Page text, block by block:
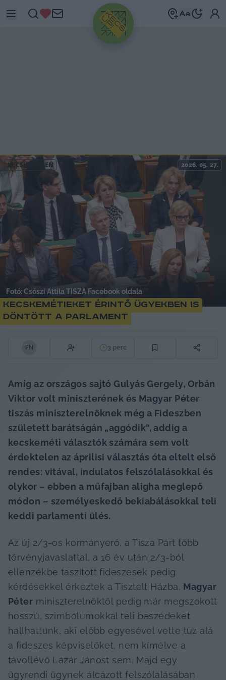
HIRDETÉS
KECSKEMÉTEN 2026. 05. 27.
Fotó: Csőszi Attila TISZA Facebook oldala
Kecskemétieket érintő ügyekben is
döntött a parlament
FN 3 perc
Amíg az országos sajtó Gulyás Gergely, Orbán
Viktor volt miniszterének és Magyar Péter
tiszás miniszterelnöknek még a Fideszben
született barátságán „aggódik”, addig a
kecskeméti választók számára sem volt
érdektelen az áprilisi választás óta eltelt első
rendes: vitával, indulatos felszólalásokkal és
olykor – ebben a műfajban aligha meglepő
módon – személyeskedő bekiabálásokkal teli
keddi parlamenti ülés.
Az új 2/3-os kormányerő, a Tisza Párt több
törvényjavaslattal, a 16 év után 2/3-ból
ellenzékbe taszított fideszesek pedig
kérdésekkel érkeztek a Tisztelt Házba. Magyar
Péter miniszterelnöktől pedig már megszokott
hosszú, szimbólumokkal teli beszédeket
hallhattunk, aki előbb egyesével vette tűz alá
a fideszes képviselőket, nem kímélve a
távollévő Lázár Jánost sem. Majd egy
ügyrendi ügynek álcázott felszólalásában